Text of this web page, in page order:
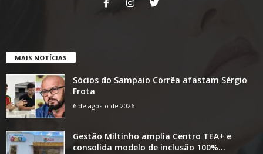
MAIS NOTÍCIAS
Sócios do Sampaio Corrêa afastam Sérgio
Frota
6 de agosto de 2026
Gestão Miltinho amplia Centro TEA+ e
consolida modelo de inclusão 100%...